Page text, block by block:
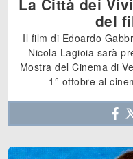
La Città dei
del
Il film di Edoardo
Nicola Lagioia sarà
Mostra del Cinema di
1° ottobre al